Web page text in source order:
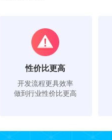
性价比更高
开发流程更具效率
做到行业性价比更高